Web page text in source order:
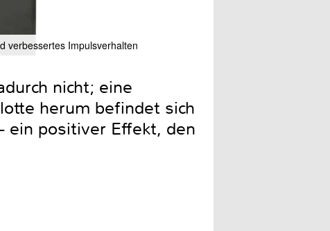
verbessertes Impulsverhalten
nicht; eine
herum befindet sich
ein positiver Effekt, den